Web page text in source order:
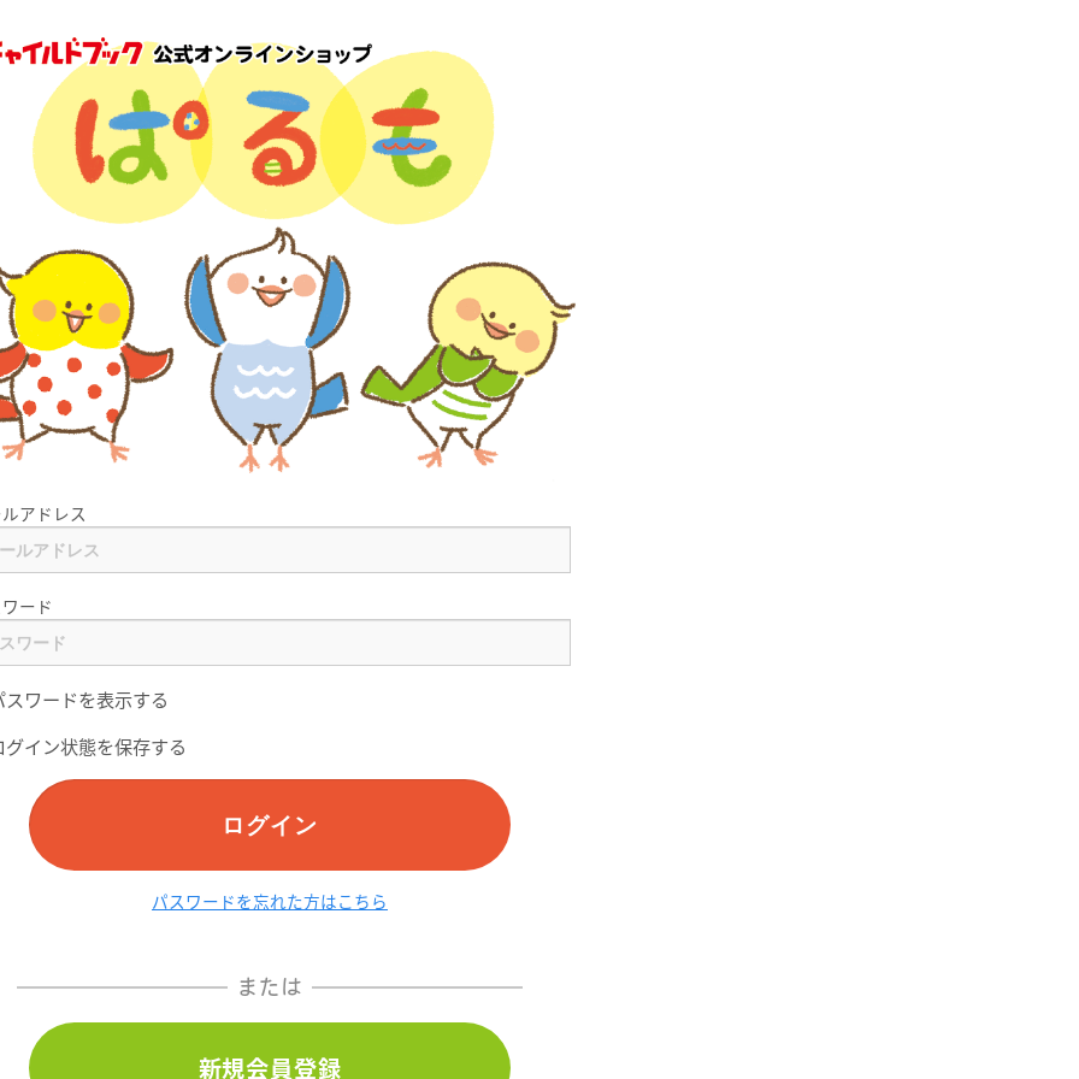
アドレス
ード
ワードを表示する
イン状態を保存する
ログイン
パスワードを忘れた方はこちら
または
新規会員登録